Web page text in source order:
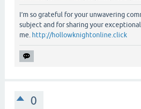
I’m so grateful for your unwavering
subject and for sharing your
me. http://hollowknightonline.click
0